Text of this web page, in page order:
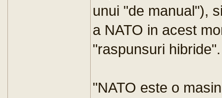
unui "de manual"),
a NATO in acest
"raspunsuri hibride".
"NATO este o